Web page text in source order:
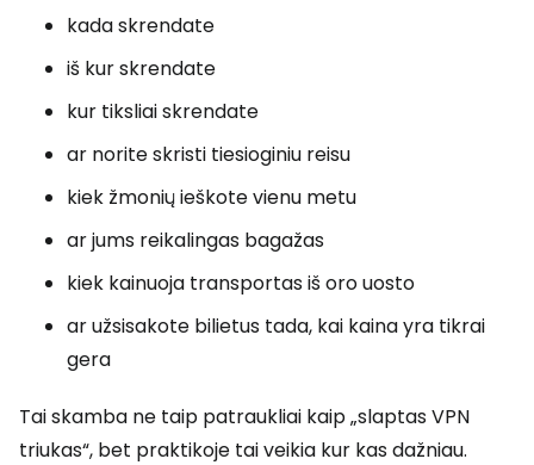
kada skrendate
iš kur skrendate
kur tiksliai skrendate
ar norite skristi tiesioginiu reisu
kiek žmonių ieškote vienu metu
ar jums reikalingas bagažas
kiek kainuoja transportas iš oro uosto
ar užsisakote bilietus tada, kai kaina yra tikrai
gera
Tai skamba ne taip patraukliai kaip „slaptas VPN
triukas“, bet praktikoje tai veikia kur kas dažniau.